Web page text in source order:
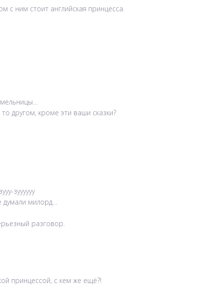
с ним стоит английская принцесса.
другом, кроме эти ваши сказки?
зуууууу
думали милорд…
разговор.
принцессой, с кем же ещё?!